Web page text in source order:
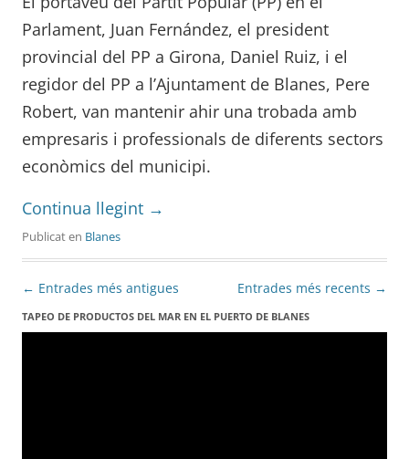
Parlament, Juan Fernández, el president
provincial del PP a Girona, Daniel Ruiz, i el
regidor del PP a l’Ajuntament de Blanes, Pere
Robert, van mantenir ahir una trobada amb
empresaris i professionals de diferents sectors
econòmics del municipi.
Continua llegint →
Publicat en Blanes
Navegació
per
← Entrades més antigues Entrades més recents →
TAPEO DE PRODUCTOS DEL MAR EN EL PUERTO DE BLANES
Reproductor